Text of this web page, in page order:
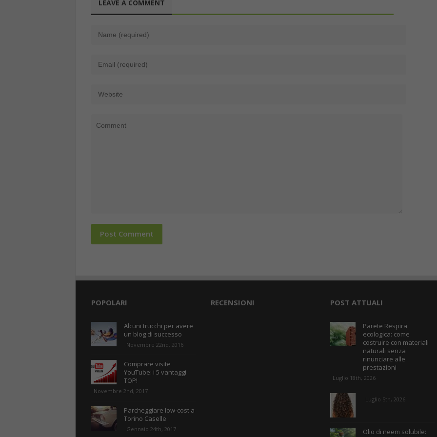
LEAVE A COMMENT
POPOLARI
Alcuni trucchi per avere
un blog di successo
Novembre 22nd, 2016
Comprare visite
YouTube: i 5 vantaggi
TOP!
Novembre 2nd, 2017
Parcheggiare low-cost a
Torino Caselle
Gennaio 24th, 2017
RECENSIONI POST ATTUALI
Parete Respira
ecologica: come
costruire con materiali
naturali senza
rinunciare alle
prestazioni
Luglio 18th, 2026
Luglio 5th, 2026
Olio di neem solubile: